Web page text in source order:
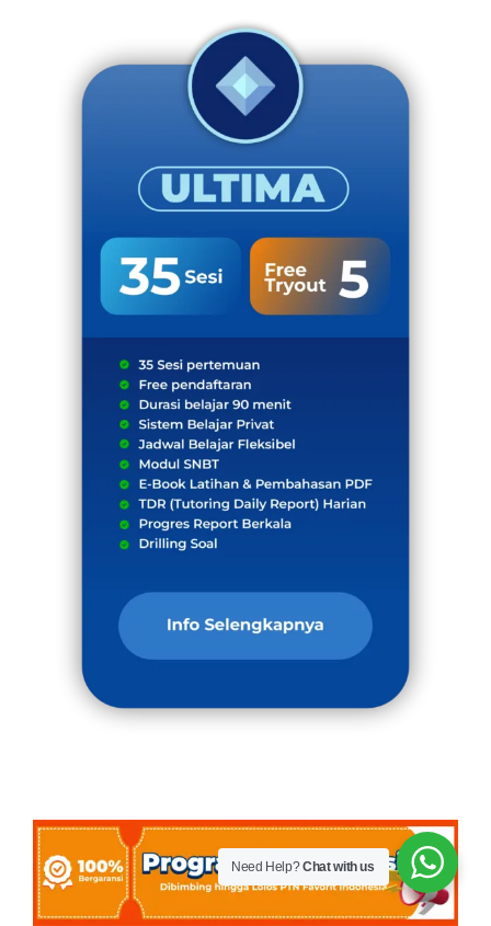
Need Help?Chat with us